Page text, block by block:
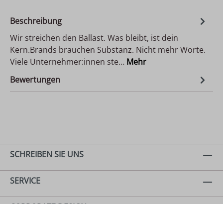
Beschreibung
Wir streichen den Ballast. Was bleibt, ist dein
Kern.Brands brauchen Substanz. Nicht mehr Worte.
Viele Unternehmer:innen ste… Mehr
Bewertungen
SCHREIBEN SIE UNS
SERVICE